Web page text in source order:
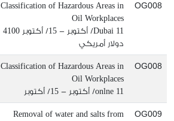
OG008
Classification of Hazardous Areas in
Oil Workplaces
Dubai 11/ أكتوبر - 15/ أكتوبر
دولار أمريكي
OG008
Classification of Hazardous Areas in
Oil Workplaces
onlne 11/ أكتوبر - 15/ أكتوبر
OG009
Removal of water and salts from